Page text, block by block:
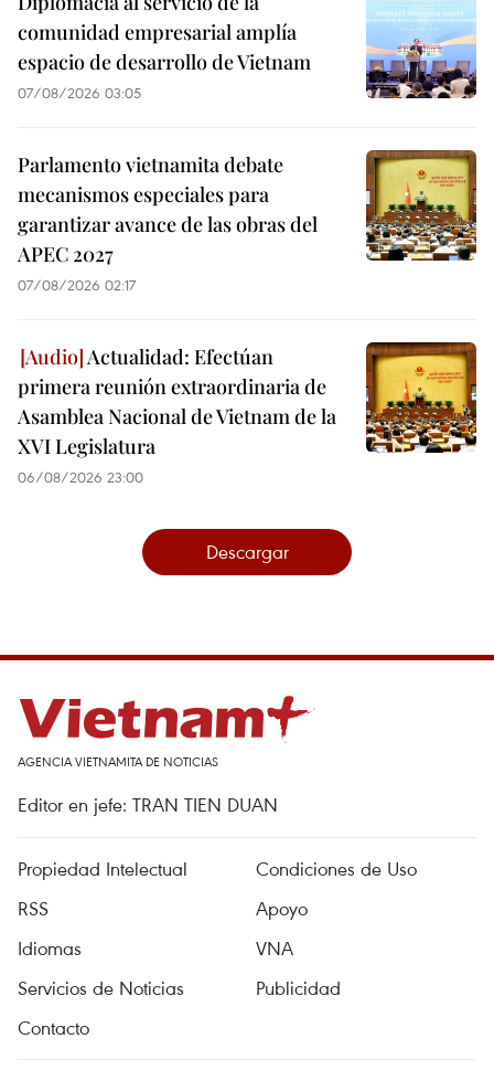
comunidad empresarial amplía
espacio de desarrollo de Vietnam
07/08/2026 03:05
Parlamento vietnamita debate
mecanismos especiales para
garantizar avance de las obras del
APEC 2027
07/08/2026 02:17
Actualidad: Efectúan
primera reunión extraordinaria de
Asamblea Nacional de Vietnam de la
XVI Legislatura
06/08/2026 23:00
Descargar
AGENCIA VIETNAMITA DE NOTICIAS
Editor en jefe: TRAN TIEN DUAN
Propiedad Intelectual
Condiciones de Uso
RSS
Apoyo
Idiomas
VNA
Servicios de Noticias
Publicidad
Contacto